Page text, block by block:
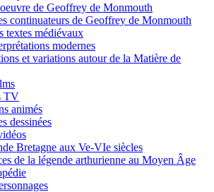
de Geoffrey de Monmouth
continuateurs de Geoffrey de Monmouth
textes médiévaux
modernes
et variations autour de la Matière de
TV
animés
dessinées
Bretagne aux Ve-VIe siècles
de la légende arthurienne au Moyen Âge